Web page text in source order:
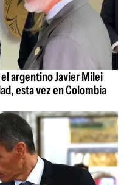
el argentino Javier Milei
esta vez en Colombia